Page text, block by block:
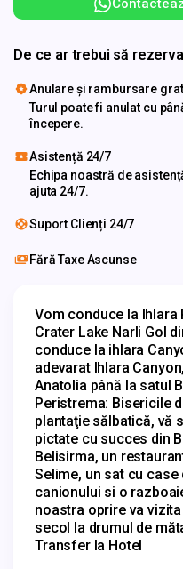
De ce ar trebui să
Anulare și rambursare
Turul poate fi anulat cu
începere.
Asistență 24/7
Echipa noastră de
ajuta 24/7.
Suport Clienți 24/7
Fără Taxe Ascunse
Vom conduce la
Crater Lake Narli Gol
conduce la ihlara
adevarat Ihlara
Anatolia până la satul
Peristrema: Bisericile
plantaţie sălbatică, vă
pictate cu succes din
Belisirma, un
Selime, un sat cu
canionului si o
noastra oprire va
secol la drumul de
Transfer la Hotel